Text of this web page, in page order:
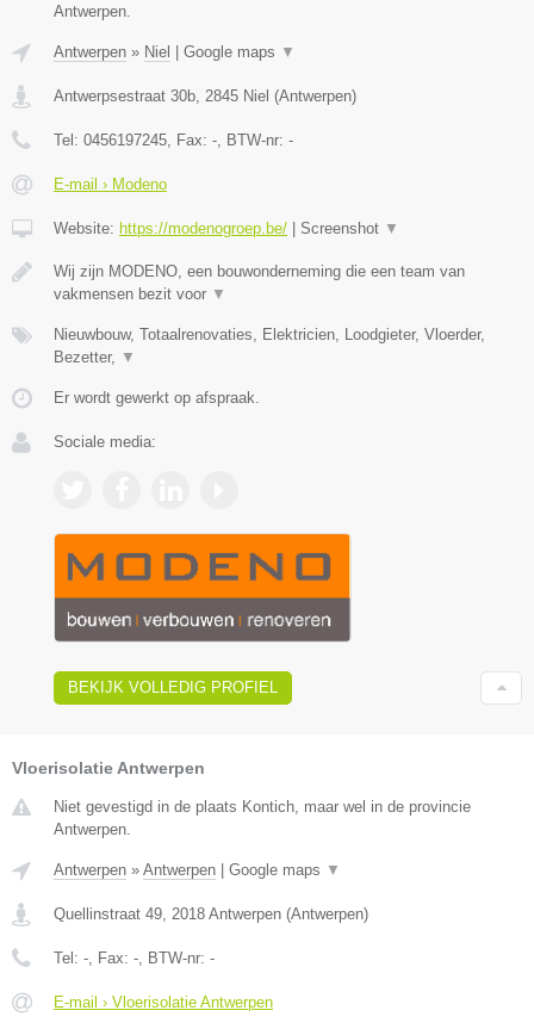
Antwerpen.
Antwerpen » Niel Google maps ▼
Antwerpsestraat 30b 2845 Niel (Antwerpen)
Tel: 0456197245 , Fax: - , BTW-nr: -
E-mail › Modeno
Website: https://modenogroep.be/ Screenshot ▼
Wij zijn MODENO, een bouwonderneming die een team van
vakmensen bezit voor ▼
Nieuwbouw, Totaalrenovaties, Elektricien, Loodgieter, Vloerder,
Bezetter,
▼
Er wordt gewerkt op afspraak.
Sociale media:
BEKIJK VOLLEDIG PROFIEL
Vloerisolatie Antwerpen
Niet gevestigd in de plaats Kontich, maar wel in de provincie
Antwerpen.
Antwerpen » Antwerpen Google maps ▼
Quellinstraat 49, 2018 Antwerpen (Antwerpen)
Tel: -, Fax: -, BTW-nr: -
E-mail › Vloerisolatie Antwerpen